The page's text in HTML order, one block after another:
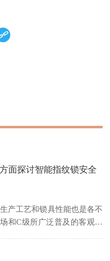
产工艺和锁具性能也是各不
和C级所广泛普及的客观背
用便利性还是应用安全性都